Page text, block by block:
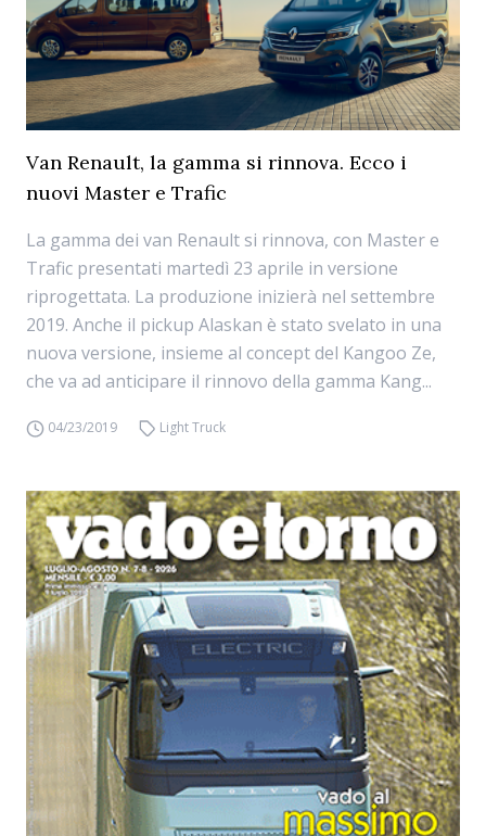
Van Renault, la gamma si rinnova. Ecco i
nuovi Master e Trafic
La gamma dei van Renault si rinnova, con Master e
Trafic presentati martedì 23 aprile in versione
riprogettata. La produzione inizierà nel settembre
2019. Anche il pickup Alaskan è stato svelato in una
nuova versione, insieme al concept del Kangoo Ze,
che va ad anticipare il rinnovo della gamma Kang...
04/23/2019 Light Truck